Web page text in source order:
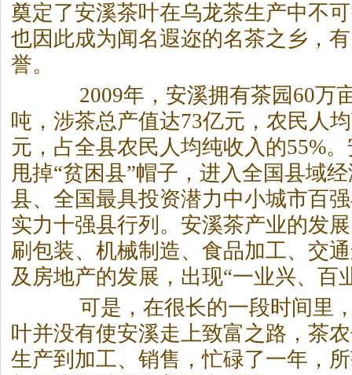
奠定了安溪茶叶在乌龙茶生产中不
也因此成为闻名遐迩的名茶之乡，
誉。
2009年，安溪拥有茶园60万
吨，涉茶总产值达73亿元，农民人均
元，占全县农民人均纯收入的55%
甩掉“贫困县”帽子，进入全国县域
县、全国最具投资潜力中小城市百
实力十强县行列。安溪茶产业的发
刷包装、机械制造、食品加工、交
及房地产的发展，出现“一业兴、百
可是，在很长的一段时间里
叶并没有使安溪走上致富之路， 茶
生产到加工、销售，忙碌了一年，